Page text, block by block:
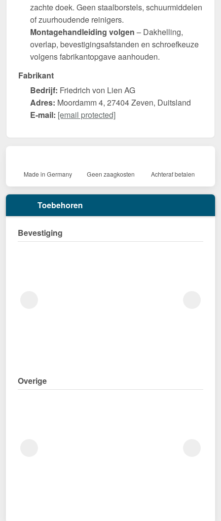
zachte doek. Geen staalborstels, schuurmiddelen
of zuurhoudende reinigers.
Montagehandleiding volgen – Dakhelling,
overlap, bevestigingsafstanden en schroefkeuze
volgens fabrikantopgave aanhouden.
Fabrikant
Bedrijf: Friedrich von Lien AG
Adres: Moordamm 4, 27404 Zeven, Duitsland
E-mail: [email protected]
Made in Germany Geen zaagkosten Achteraf betalen
Toebehoren
Bevestiging
Overige